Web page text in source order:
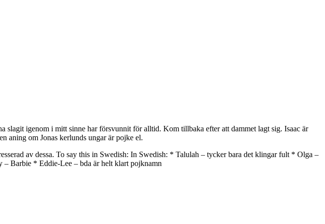
igenom i mitt sinne har försvunnit för alltid. Kom tillbaka efter att dammet lagt sig. Isaac är
aning om Jonas kerlunds ungar är pojke el.
av dessa. To say this in Swedish: In Swedish: * Talulah – tycker bara det klingar fult * Olga –
– Barbie * Eddie-Lee – bda är helt klart pojknamn